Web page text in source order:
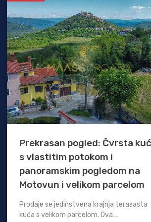
Prekrasan pogled: Čvrsta
s vlastitim potokom i
panoramskim pogledom na
Motovun i velikom parcelom
Prodaje se jedinstvena krajnja terasasta
kuća s velikom parcelom. Ova…